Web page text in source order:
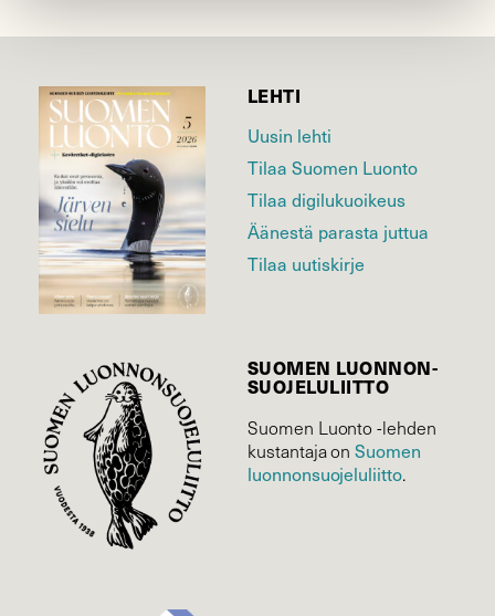
LEHTI
Uusin lehti
Tilaa Suomen Luonto
Tilaa digilukuoikeus
Äänestä parasta juttua
Tilaa uutiskirje
SUOMEN LUONNON­
SUOJELU­LIITTO
Suomen Luonto -lehden
kustantaja onSuomen
luonnonsuojelu­liitto.